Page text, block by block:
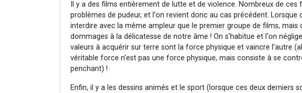
Il y a des films entièrement de lutte et de violence. Nombreux de
problèmes de pudeur, et l'on revient donc au cas précédent. Lorsque
interdire avec la même ampleur que le premier groupe de films, mais
dommages à la délicatesse de notre âme ! On s'habitue et l'on
valeurs à acquérir sur terre sont la force physique et vaincre l'autre
véritable force n'est pas une force physique, mais consiste à se
penchant) !
Enfin, il y a les dessins animés et le sport (lorsque ces deux derniers